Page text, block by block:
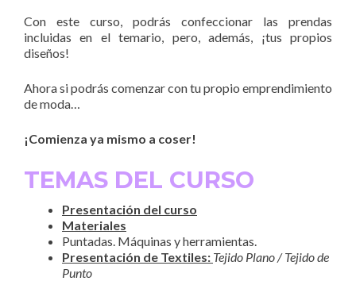
Con este curso, podrás confeccionar las prendas
incluidas en el temario, pero, además, ¡tus propios
diseños!
Ahora si podrás comenzar con tu propio emprendimiento
de moda…
¡Comienza ya mismo a coser!
TEMAS DEL CURSO
Presentación del curso
Materiales
Puntadas. Máquinas y herramientas.
Presentación de Textiles: Tejido Plano / Tejido de
Punto